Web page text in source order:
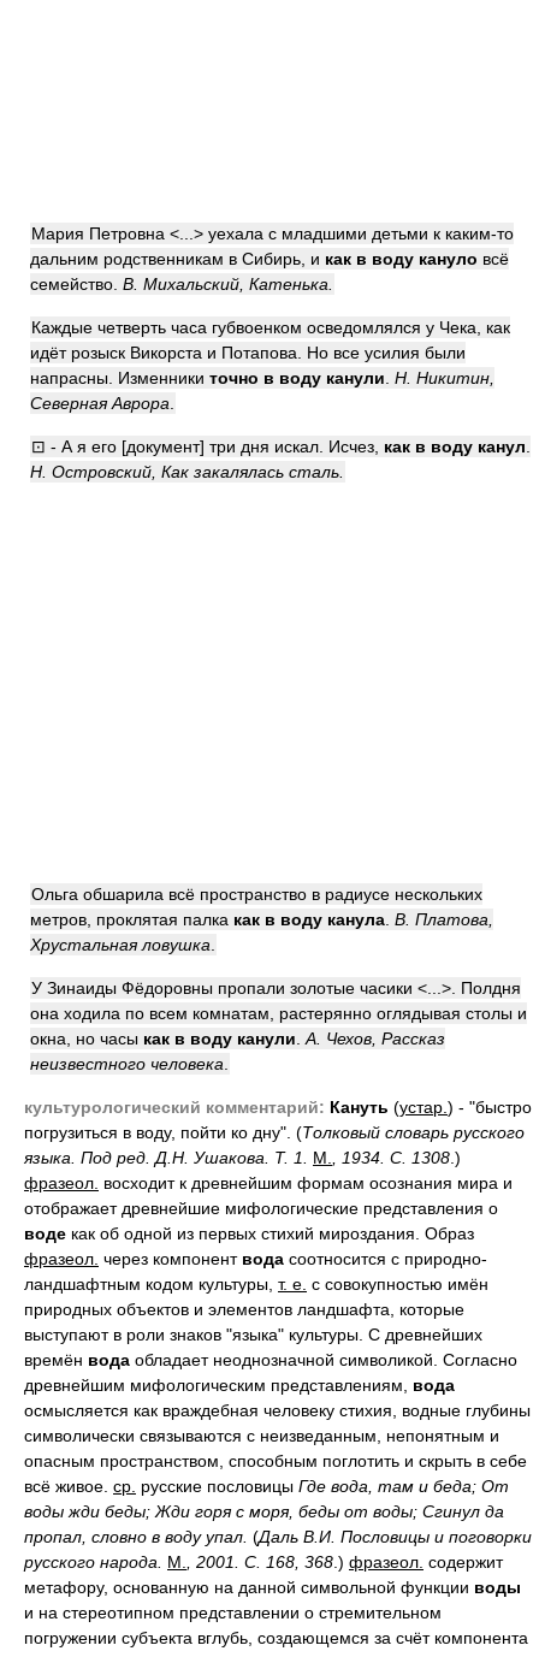
Мария Петровна <...> уехала с младшими детьми к каким-то
дальним родственникам в Сибирь, и как в воду кануло всё
семейство. В. Михальский, Катенька.
Каждые четверть часа губвоенком осведомлялся у Чека, как
идёт розыск Викорста и Потапова. Но все усилия были
напрасны. Изменники точно в воду канули Н. Никитин,
Северная Аврора
⊡ - А я его [документ] три дня искал. Исчез, как в воду канул
Н. Островский, Как закалялась сталь.
Ольга обшарила всё пространство в радиусе нескольких
метров, проклятая палка как в воду канула В. Платова,
Хрустальная ловушка
У Зинаиды Фёдоровны пропали золотые часики <...>. Полдня
она ходила по всем комнатам, растерянно оглядывая столы и
окна, но часы как в воду канули А. Чехов, Рассказ
неизвестного человека
культурологический комментарий: Кануть (устар. ) - "быстро
погрузиться в воду, пойти ко дну". (Толковый словарь русского
языка. Под ред. Д.Н. Ушакова. Т. 1.
М. , 1934. С. 1308 .)
фразеол. восходит к древнейшим формам осознания мира и
отображает древнейшие мифологические представления о
воде как об одной из первых стихий мироздания. Образ
фразеол. через компонент вода соотносится с природно-
ландшафтным кодом культуры, т. е. с совокупностью имён
природных объектов и элементов ландшафта, которые
выступают в роли знаков "языка" культуры. С древнейших
времён вода обладает неоднозначной символикой. Согласно
древнейшим мифологическим представлениям, вода
осмысляется как враждебная человеку стихия, водные глубины
символически связываются с неизведанным, непонятным и
опасным пространством, способным поглотить и скрыть в себе
всё живое. ср. русские пословицы Где вода, там и беда; От
воды жди беды; Жди горя с моря, беды от воды; Сгинул да
пропал, словно в воду упал. (Даль В.И. Пословицы и поговорки
русского народа.
М. , 2001. С. 168, 368 .) фразеол. содержит
метафору, основанную на данной символьной функции воды
и на стереотипном представлении о стремительном
погружении субъекта вглубь, создающемся за счёт компонента